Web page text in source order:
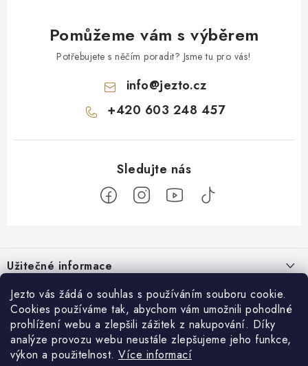
Jezto vás žádá o souhlas s používáním souboru cookie.
Cookies používáme tak, abychom vám umožnili pohodlné
prohlížení webu a zlepšili zážitek z nakupování. Díky
analýze provozu webu neustále zlepšujeme jeho funkce,
výkon a použitelnost. Více informací
Pomůžeme vám s výběrem
Potřebujete s něčím poradit? Jsme tu pro vás!
info@jezto.cz
+420 603 248 457
pUžitečné informace
O nás
Náš příběh
Firemní dárky
Zákaznický servis
Obchodní podmínky
Ochrana osobních údajů
Přijímáme online platby